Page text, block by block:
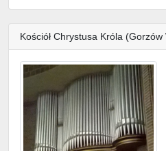
Kościół Chrystusa Króla